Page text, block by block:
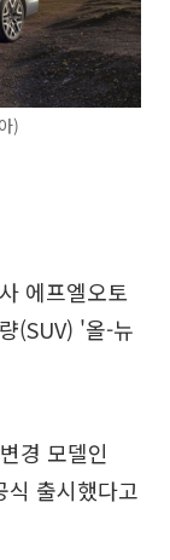
)
에프엘오토
(SUV) '올-뉴
경 모델인
출시했다고